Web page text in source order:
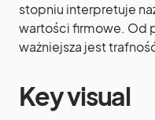
stopniu interpretuje
wartości firmowe. Od
ważniejsza jest
Key visual